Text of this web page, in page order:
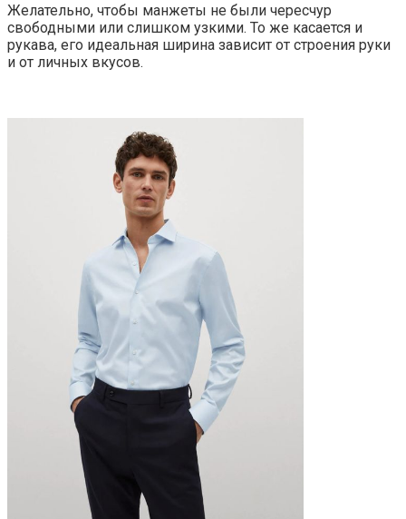
Желательно, чтобы манжеты не были чересчур
свободными или слишком узкими. То же касается и
рукава, его идеальная ширина зависит от строения руки
и от личных вкусов.